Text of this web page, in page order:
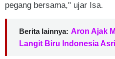
pegang bersama," ujar Isa.
Berita lainnya: Aron Ajak
Langit Biru Indonesia Asri